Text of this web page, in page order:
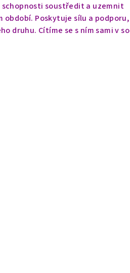
soustředit a uzemnit
období. Poskytuje sílu a podporu,
druhu. Cítíme se s ním sami v